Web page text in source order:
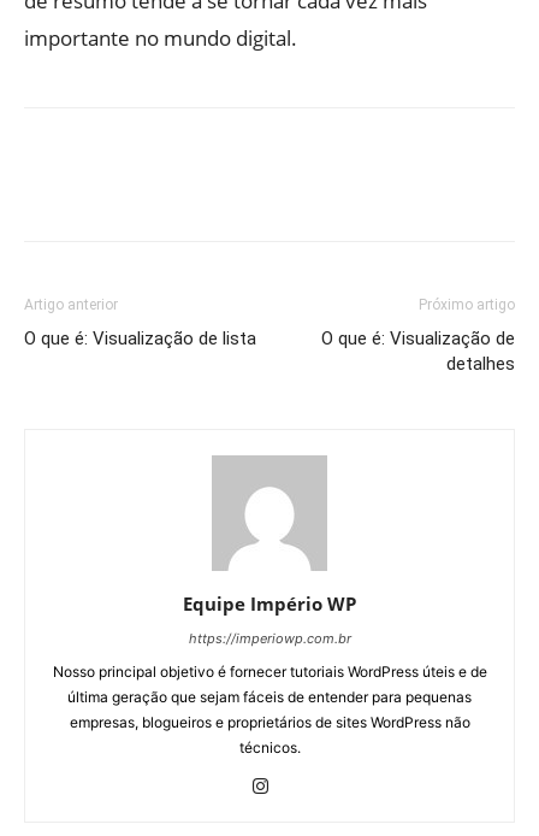
importante no mundo digital.
Artigo anterior
O que é: Visualização de lista
Próximo artigo
O que é: Visualização de
detalhes
Equipe Império WP
https://imperiowp.com.br
Nosso principal objetivo é fornecer tutoriais WordPress úteis e de
última geração que sejam fáceis de entender para pequenas
empresas, blogueiros e proprietários de sites WordPress não
técnicos.